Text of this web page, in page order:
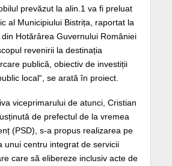
prevăzut la alin.1 va fi preluat
al Municipiului Bistrița, raportat la
Hotărârea Guvernului României
revenirii la destinația
publică, obiectiv de investiții
local“, se arată în proiect.
viceprimarului de atunci, Cristian
de prefectul de la vremea
(PSD), s-a propus realizarea pe
unui centru integrat de servicii
care să elibereze inclusiv acte de